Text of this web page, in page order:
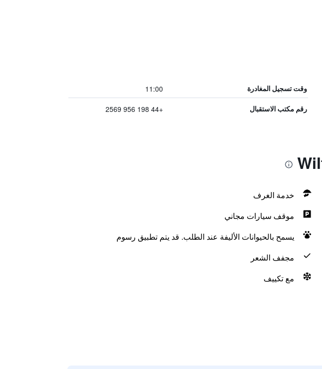
وقت تسجيل المغادرة 11:00
رقم مكتب الاستقبال +44 198 956 2569
خدمة الغرف
موقف سيارات مجاني
يسمح بالحيوانات الأليفة عند الطلب. قد يتم تطبيق رسوم
مجفف الشعر
مع تكييف